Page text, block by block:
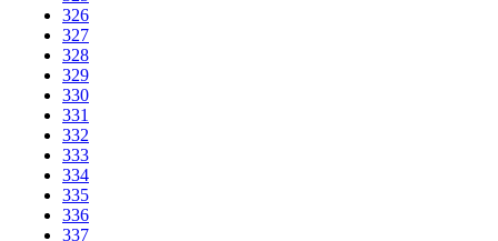
326
327
328
329
330
331
332
333
334
335
336
337